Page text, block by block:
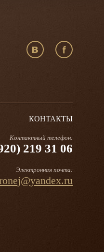
КОНТАКТЫ
Контактный телефон:
219 31 06
Электронная почта: